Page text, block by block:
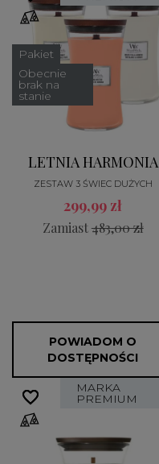
Pakiet
Obecnie
brak na
stanie
LETNIA HARMONIA
ZESTAW 3 ŚWIEC DUŻYCH
299,99 zł
Zamiast483,00 zł
POWIADOM O
DOSTĘPNOŚCI
MARKA
PREMIUM
favorite_border
favorite_border